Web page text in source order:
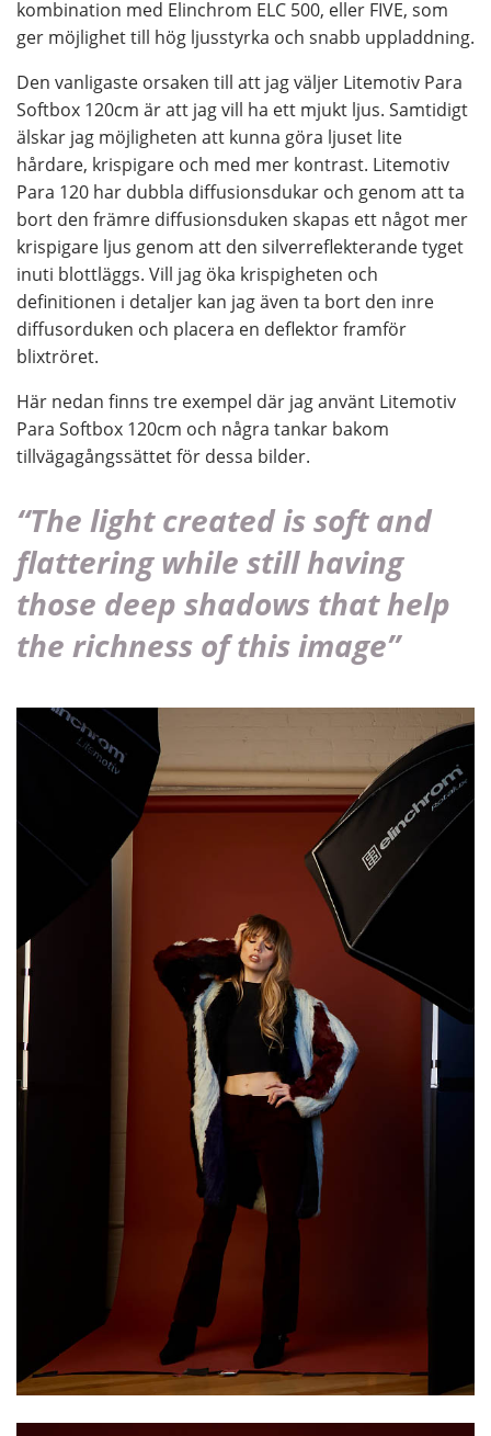
kombination med Elinchrom ELC 500, eller FIVE, som
ger möjlighet till hög ljusstyrka och snabb uppladdning.
Den vanligaste orsaken till att jag väljer Litemotiv Para
Softbox 120cm är att jag vill ha ett mjukt ljus. Samtidigt
älskar jag möjligheten att kunna göra ljuset lite
hårdare, krispigare och med mer kontrast. Litemotiv
Para 120 har dubbla diffusionsdukar och genom att ta
bort den främre diffusionsduken skapas ett något mer
krispigare ljus genom att den silverreflekterande tyget
inuti blottläggs. Vill jag öka krispigheten och
definitionen i detaljer kan jag även ta bort den inre
diffusorduken och placera en deflektor framför
blixtröret.
Här nedan finns tre exempel där jag använt Litemotiv
Para Softbox 120cm och några tankar bakom
tillvägagångssättet för dessa bilder.
“The light created is soft and
flattering while still having
those deep shadows that help
the richness of this image”